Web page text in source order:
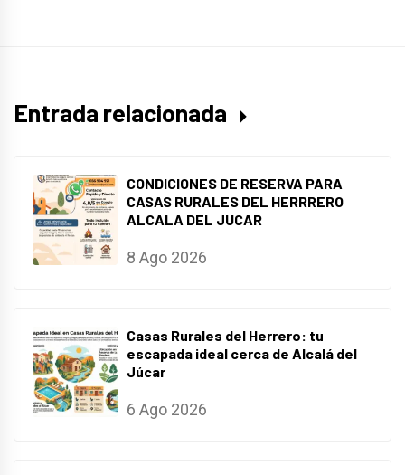
Entrada relacionada
CONDICIONES DE RESERVA PARA
CASAS RURALES DEL HERRRERO
ALCALA DEL JUCAR
8 Ago 2026
Casas Rurales del Herrero: tu
escapada ideal cerca de Alcalá del
Júcar
6 Ago 2026